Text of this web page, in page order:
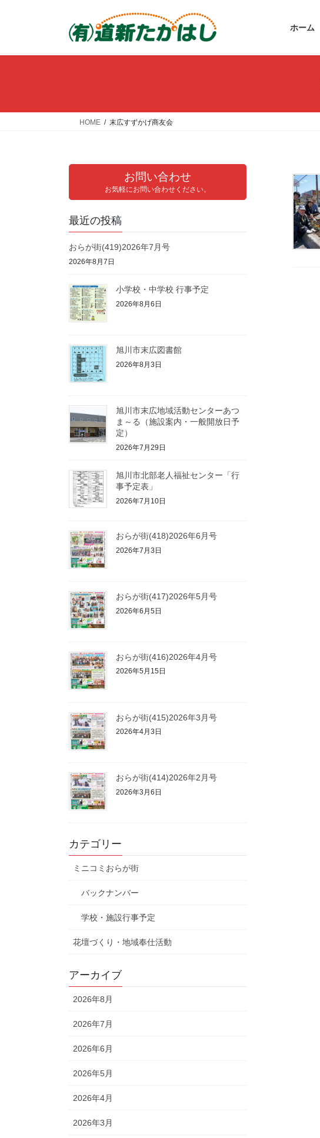
ホーム
HOME 末広すずかげ商友会
お問い合わせ
お気軽にお問い合わせください。
最近の投稿
おらが街(419)2026年7月号
2026年8月7日
小学校・中学校 行事予定
2026年8月6日
旭川市末広図書館
2026年8月3日
旭川市末広地域活動センターあつ
ま～る（施設案内・一般開放日予
定）
2026年7月29日
旭川市北部老人福祉センター「行
事予定表」
2026年7月10日
おらが街(418)2026年6月号
2026年7月3日
おらが街(417)2026年5月号
2026年6月5日
おらが街(416)2026年4月号
2026年5月15日
おらが街(415)2026年3月号
2026年4月3日
おらが街(414)2026年2月号
2026年3月6日
カテゴリー
ミニコミおらが街
バックナンバー
学校・施設行事予定
花壇づくり・地域奉仕活動
アーカイブ
2026年8月
2026年7月
2026年6月
2026年5月
2026年4月
2026年3月